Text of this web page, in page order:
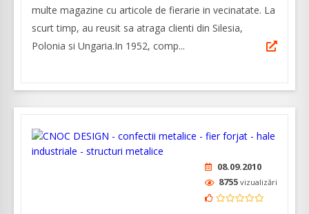
multe magazine cu articole de fierarie in vecinatate. La
scurt timp, au reusit sa atraga clienti din Silesia,
Polonia si Ungaria.In 1952, comp...
08.09.2010
8755 vizualizări